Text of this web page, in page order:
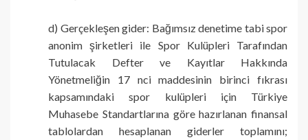
d) Gerçekleşen gider: Bağımsız denetime tabi spor
anonim şirketleri ile Spor Kulüpleri Tarafından
Tutulacak Defter ve Kayıtlar Hakkında
Yönetmeliğin 17 nci maddesinin birinci fıkrası
kapsamındaki spor kulüpleri için Türkiye
Muhasebe Standartlarına göre hazırlanan finansal
tablolardan hesaplanan giderler toplamını;